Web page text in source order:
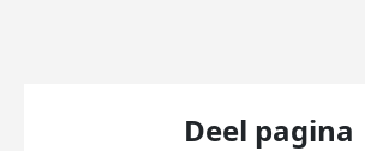
Deel pagina